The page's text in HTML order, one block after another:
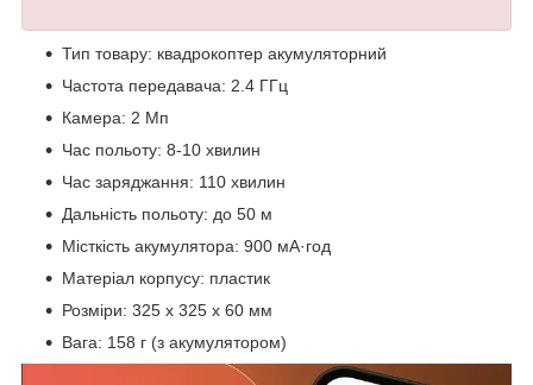
Тип товару: квадрокоптер акумуляторний
Частота передавача: 2.4 ГГц
Камера: 2 Мп
Час польоту: 8-10 хвилин
Час заряджання: 110 хвилин
Дальність польоту: до 50 м
Місткість акумулятора: 900 мА·год
Матеріал корпусу: пластик
Розміри: 325 х 325 х 60 мм
Вага: 158 г (з акумулятором)